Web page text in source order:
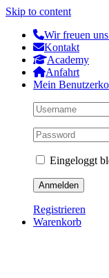
Skip to content
Wir freuen
Kontakt
Academy
Anfahrt
Mein
Eingeloggt
Registrieren
Warenkorb